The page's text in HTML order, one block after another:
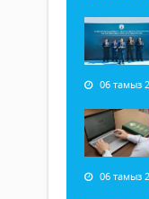
06 тамыз
06 тамыз